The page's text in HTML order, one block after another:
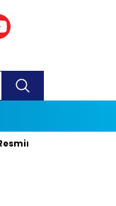
Banyak yang